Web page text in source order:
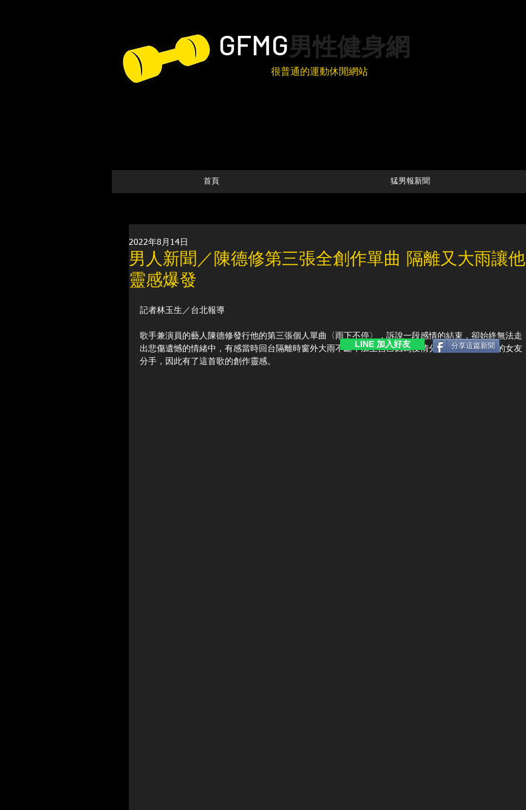
GFMG男性健身網
很普通的運動休閒網站
首頁 猛男報新聞
男人新聞／陳德修第三張全創作單曲 隔離又大雨讓他
靈感爆發
2022年8月14日
記者林玉生／台北報導
歌手兼演員的藝人陳德修發行他的第三張個人單曲〈雨下不停〉，訴說一段感情的結束，卻始終無法走
出悲傷遺憾的情緒中，有感當時回台隔離時窗外大雨不斷，加上自己因為疫情分隔兩地，與當時的女友
分手，因此有了這首歌的創作靈感。
分享這篇新聞
LINE 加入好友